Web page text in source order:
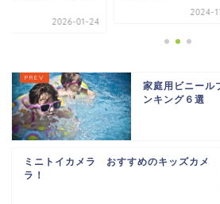
2026-
家庭用ビニー
ンキング６選
ミニトイカメラ おすすめのキッズカメ
ラ！